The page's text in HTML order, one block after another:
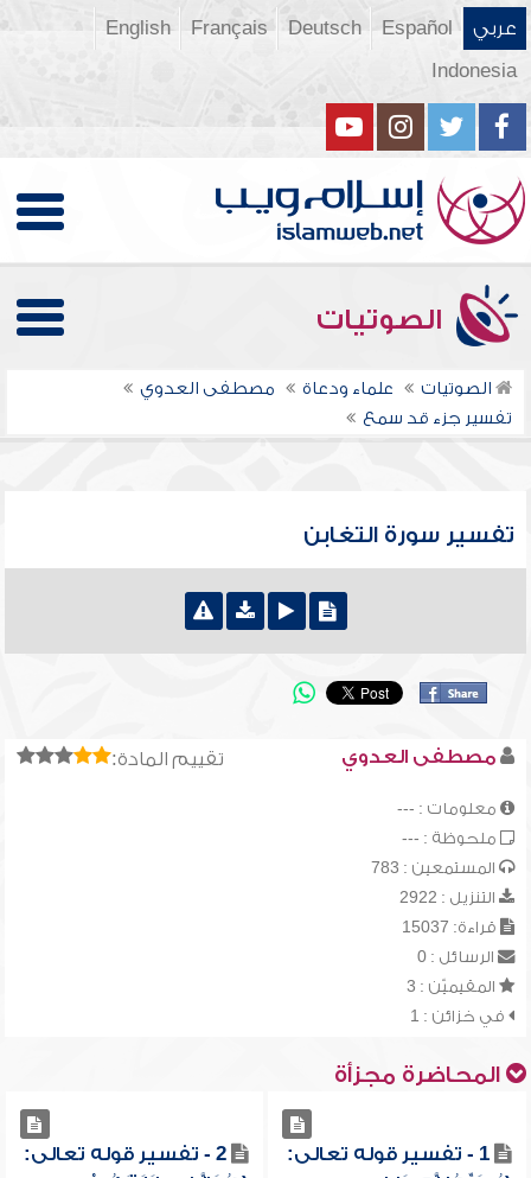
عربي Español
Deutsch
Français
English
Indonesia
الصوتيات
الصوتيات علماء ودعاة
مصطفى العدوي
تفسير جزء قد سمع
تفسير سورة التغابن
تقييم المادة: مصطفى العدوي
معلومات : ---
ملحوظة : ---
المستمعين : 783
التنزيل : 2922
قراءة: 15037
الرسائل : 0
المقيميّن : 3
في خزائن : 1
المحاضرة مجزأة
1 - تفسير قوله تعالى:
2 - تفسير قوله تعالى: